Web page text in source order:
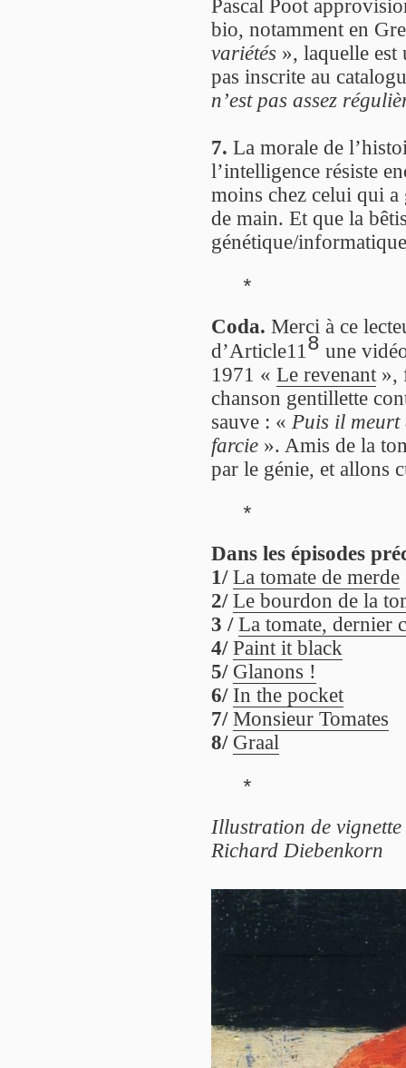
Pascal Poot
bio, notamment en
variétés », laquelle est
pas inscrite au
n’est pas assez
7. La morale de
l’intelligence résiste
moins chez celui qui
de main. Et que la
génétique/
*
Coda. Merci à ce
d’Article11 8 une
1971 « Le revenant »,
chanson gentillette
sauve : « Puis il meurt
farcie ». Amis de la
par le génie, et allons
*
Dans les épisodes
1/ La tomate de merde
2/ Le bourdon de la
3 / La tomate, dernier
4/ Paint it black
5/ Glanons !
6/ In the pocket
7/ Monsieur Tomates
8/ Graal
*
Illustration de
Richard Diebenkorn